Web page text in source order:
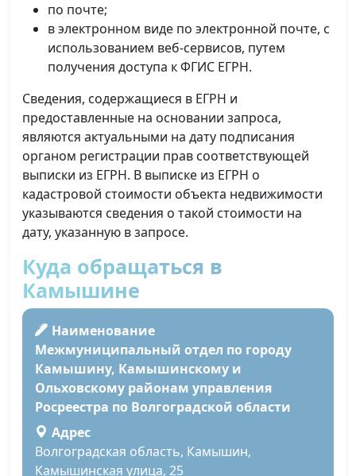
по почте;
в электронном виде по электронной почте, с
использованием веб-сервисов, путем
получения доступа к ФГИС ЕГРН.
Сведения, содержащиеся в ЕГРН и
предоставленные на основании запроса,
являются актуальными на дату подписания
органом регистрации прав соответствующей
выписки из ЕГРН. В выписке из ЕГРН о
кадастровой стоимости объекта недвижимости
указываются сведения о такой стоимости на
дату, указанную в запросе.
Куда обращаться в
Камышине
Наименование
Межмуниципальный отдел по городу
Камышину, Камышинскому и
Ольховскому районам управления
Росреестра по Волгоградской области
Адрес
Волгоградская область, Камышин,
Камышинская улица, 25